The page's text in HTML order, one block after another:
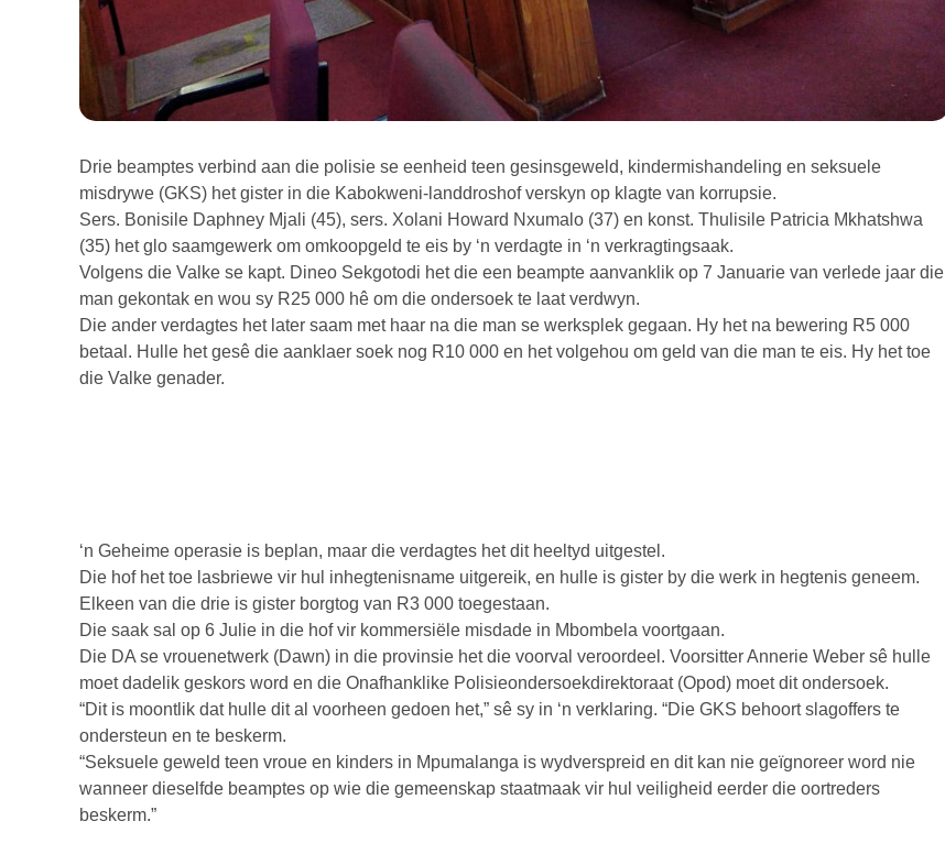
Drie beamptes verbind aan die polisie se eenheid teen gesinsgeweld, kindermishandeling en seksuele
misdrywe (GKS) het gister in die Kabokweni-landdroshof verskyn op klagte van korrupsie.
Sers. Bonisile Daphney Mjali (45), sers. Xolani Howard Nxumalo (37) en konst. Thulisile Patricia Mkhatshwa
(35) het glo saamgewerk om omkoopgeld te eis by ‘n verdagte in ‘n verkragtingsaak.
Volgens die Valke se kapt. Dineo Sekgotodi het die een beampte aanvanklik op 7 Januarie van verlede jaar die
man gekontak en wou sy R25 000 hê om die ondersoek te laat verdwyn.
Die ander verdagtes het later saam met haar na die man se werksplek gegaan. Hy het na bewering R5 000
betaal. Hulle het gesê die aanklaer soek nog R10 000 en het volgehou om geld van die man te eis. Hy het toe
die Valke genader.
‘n Geheime operasie is beplan, maar die verdagtes het dit heeltyd uitgestel.
Die hof het toe lasbriewe vir hul inhegtenisname uitgereik, en hulle is gister by die werk in hegtenis geneem.
Elkeen van die drie is gister borgtog van R3 000 toegestaan.
Die saak sal op 6 Julie in die hof vir kommersiële misdade in Mbombela voortgaan.
Die DA se vrouenetwerk (Dawn) in die provinsie het die voorval veroordeel. Voorsitter Annerie Weber sê hulle
moet dadelik geskors word en die Onafhanklike Polisieondersoekdirektoraat (Opod) moet dit ondersoek.
“Dit is moontlik dat hulle dit al voorheen gedoen het,” sê sy in ‘n verklaring. “Die GKS behoort slagoffers te
ondersteun en te beskerm.
“Seksuele geweld teen vroue en kinders in Mpumalanga is wydverspreid en dit kan nie geïgnoreer word nie
wanneer dieselfde beamptes op wie die gemeenskap staatmaak vir hul veiligheid eerder die oortreders
beskerm.”